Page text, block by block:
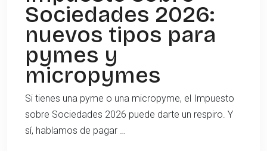
Sociedades 2026:
nuevos tipos para
pymes y
micropymes
Si tienes una pyme o una micropyme, el Impuesto
sobre Sociedades 2026 puede darte un respiro. Y
sí, hablamos de pagar …